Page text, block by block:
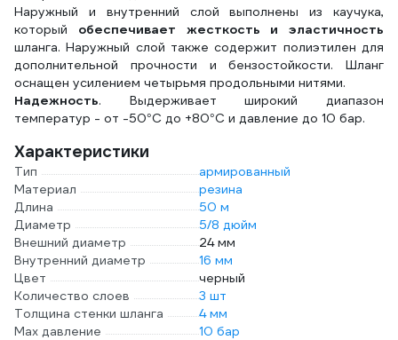
Наружный и внутренний слой выполнены из каучука,
который обеспечивает жесткость и эластичность
шланга. Наружный слой также содержит полиэтилен для
дополнительной прочности и бензостойкости. Шланг
оснащен усилением четырьмя продольными нитями.
Надежность. Выдерживает широкий диапазон
температур - от -50°С до +80°С и давление до 10 бар.
Характеристики
Тип
армированный
Материал
резина
Длина
50 м
Диаметр
5/8 дюйм
Внешний диаметр
24 мм
Внутренний диаметр
16 мм
Цвет
черный
Количество слоев
3 шт
Толщина стенки шланга
4 мм
Max давление
10 бар